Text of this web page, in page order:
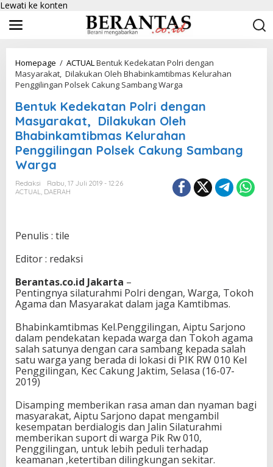
Lewati ke konten
Homepage / ACTUALBentuk Kedekatan Polri dengan
Masyarakat, Dilakukan Oleh Bhabinkamtibmas Kelurahan
Penggilingan Polsek Cakung Sambang Warga
Bentuk Kedekatan Polri dengan
Masyarakat, Dilakukan Oleh
Bhabinkamtibmas Kelurahan
Penggilingan Polsek Cakung Sambang
Warga
Redaksi
Rabu, 17 Juli 2019 - 12:26
ACTUAL, DAERAH
Penulis : tile
Editor : redaksi
Berantas.co.id Jakarta –
Pentingnya silaturahmi Polri dengan, Warga, Tokoh
Agama dan Masyarakat dalam jaga Kamtibmas.
Bhabinkamtibmas Kel.Penggilingan, Aiptu Sarjono
dalam pendekatan kepada warga dan Tokoh agama
salah satunya dengan cara sambang kepada salah
satu warga yang berada di lokasi di PIK RW 010 Kel
Penggilingan, Kec Cakung Jaktim, Selasa (16-07-
2019)
Disamping memberikan rasa aman dan nyaman bagi
masyarakat, Aiptu Sarjono dapat mengambil
kesempatan berdialogis dan Jalin Silaturahmi
memberikan suport di warga Pik Rw 010,
Penggilingan, untuk lebih peduli terhadap
keamanan ,ketertiban dilingkungan sekitar.